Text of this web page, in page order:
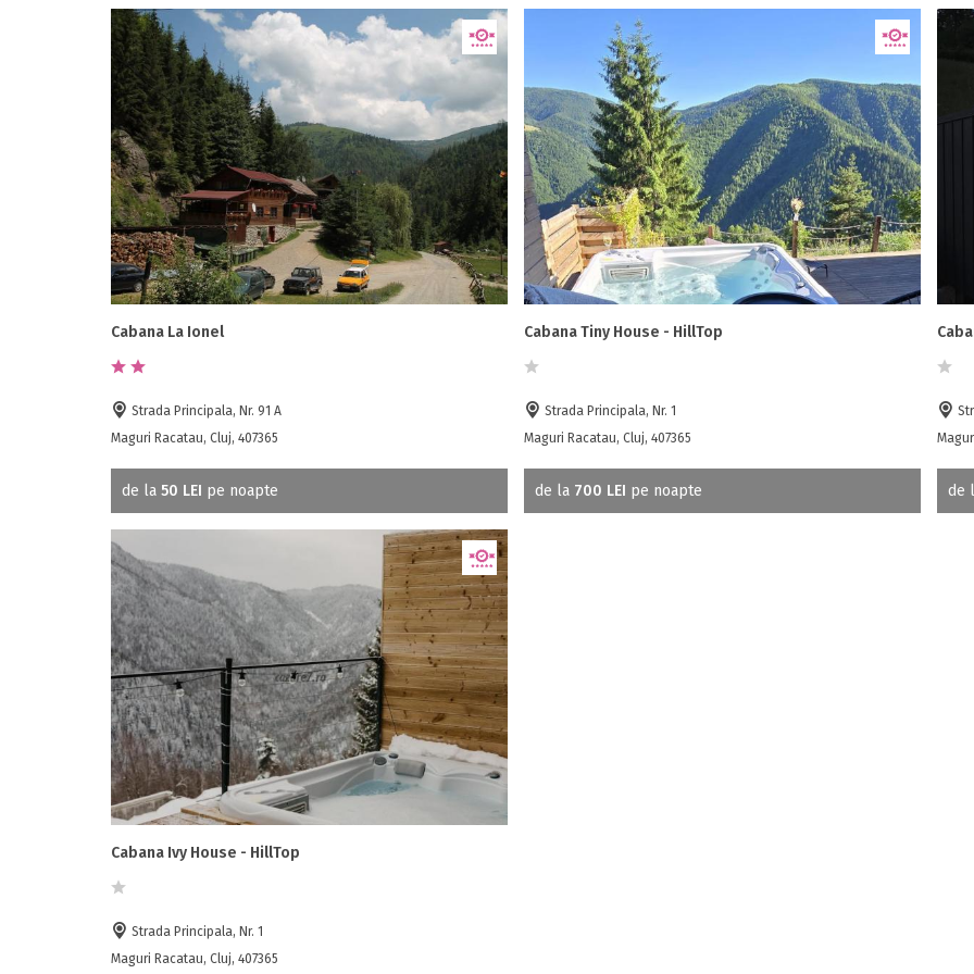
Cabana La Ionel
Strada Principala, Nr. 91 A
Maguri Racatau, Cluj, 407365
de la 50 LEI pe noapte
Cabana Tiny House - HillTop
Strada Principala, Nr. 1
Maguri Racatau, Cluj, 407365
de la 700 LEI pe noapte de
Cabana Ivy House - HillTop
Strada Principala, Nr. 1
Maguri Racatau, Cluj, 407365